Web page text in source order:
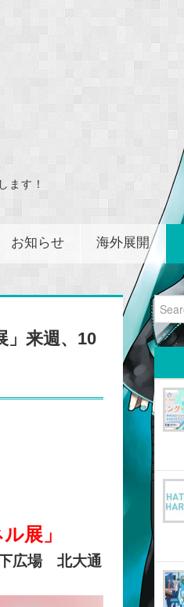
ます！
お知らせ 海外展開
」来週、10
展」
広場 北大通
Search
for: